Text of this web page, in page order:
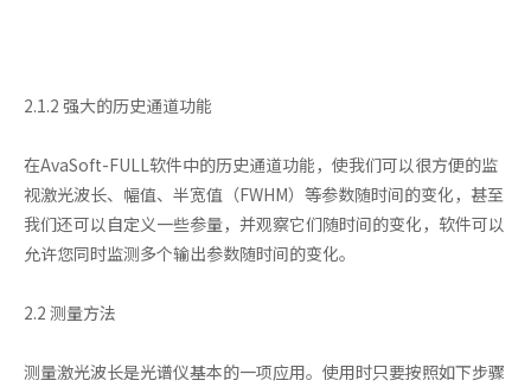
2.1.2 强大的历史通道功能
在AvaSoft-FULL软件中的历史通道功能，使我们可以很方便的监
视激光波长、幅值、半宽值（FWHM）等参数随时间的变化，甚至
我们还可以自定义一些参量，并观察它们随时间的变化，软件可以
允许您同时监测多个输出参数随时间的变化。
2.2 测量方法
测量激光波长是光谱仪基本的一项应用。使用时只要按照如下步骤